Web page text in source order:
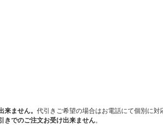
ません。 代引きご希望の場合はお電話にて個別に対
きでのご注文お受け出来ません。